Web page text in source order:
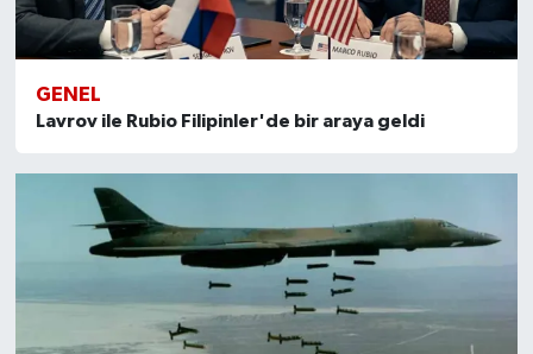
GENEL
Lavrov ile Rubio Filipinler'de bir araya geldi